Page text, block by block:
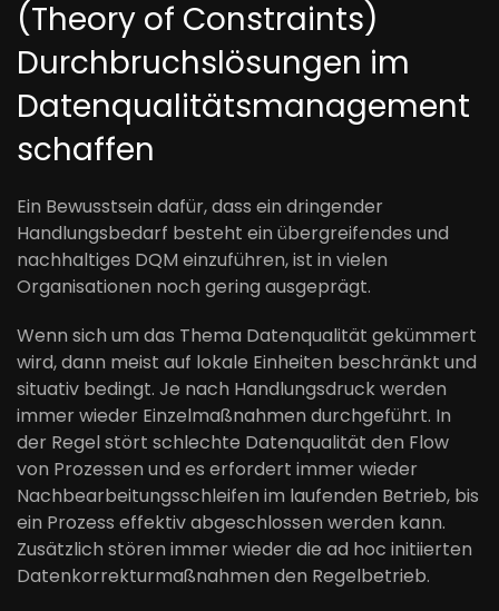
(Theory of Constraints)
Durchbruchslösungen im
Datenqualitätsmanagement
schaffen
Ein Bewusstsein dafür, dass ein dringender
Handlungsbedarf besteht ein übergreifendes und
nachhaltiges DQM einzuführen, ist in vielen
Organisationen noch gering ausgeprägt.
Wenn sich um das Thema Datenqualität gekümmert
wird, dann meist auf lokale Einheiten beschränkt und
situativ bedingt. Je nach Handlungsdruck werden
immer wieder Einzelmaßnahmen durchgeführt. In
der Regel stört schlechte Datenqualität den Flow
von Prozessen und es erfordert immer wieder
Nachbearbeitungsschleifen im laufenden Betrieb, bis
ein Prozess effektiv abgeschlossen werden kann.
Zusätzlich stören immer wieder die ad hoc initiierten
Datenkorrekturmaßnahmen den Regelbetrieb.